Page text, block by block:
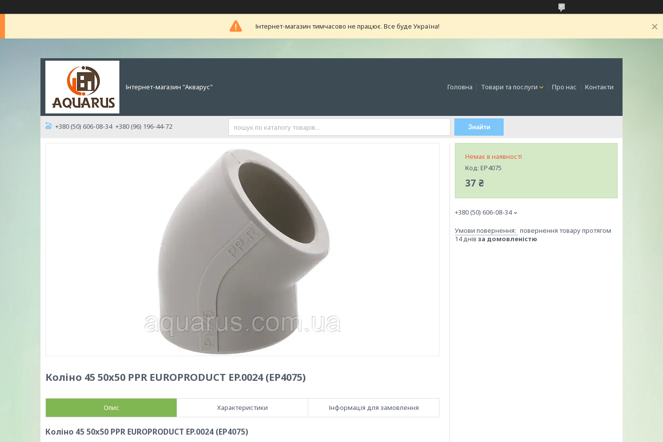
Інтернет-магазин тимчасово не працює. Все буде Україна!
Інтернет-магазин "Акварус" Головна Товари та послуги Про нас Контакти
+380 (50) 606-08-34 +380 (96) 196-44-72 Знайти
Коліно 45 50x50 PPR EUROPRODUCT EP.0024 (EP4075)
Опис Характеристики Інформація для замовлення
Коліно 45 50x50 PPR EUROPRODUCT EP.0024 (EP4075)
Немає в наявності
Код: EP4075
37 ₴
+380 (50) 606-08-34
повернення товару протягом
14 днів за домовленістю